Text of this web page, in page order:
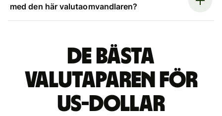
med den här valutaomvandlaren?
De bästa
valutaparen för
US-dollar